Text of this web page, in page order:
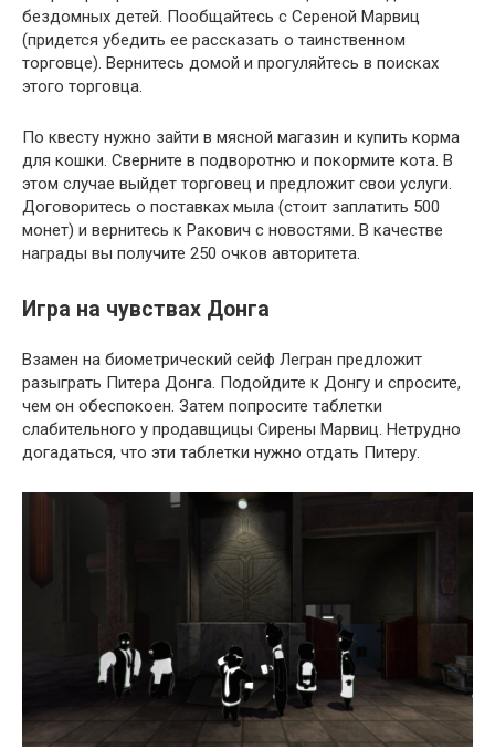
бездомных детей. Пообщайтесь с Сереной Марвиц
(придется убедить ее рассказать о таинственном
торговце). Вернитесь домой и прогуляйтесь в поисках
этого торговца.
По квесту нужно зайти в мясной магазин и купить корма
для кошки. Сверните в подворотню и покормите кота. В
этом случае выйдет торговец и предложит свои услуги.
Договоритесь о поставках мыла (стоит заплатить 500
монет) и вернитесь к Ракович с новостями. В качестве
награды вы получите 250 очков авторитета.
Игра на чувствах Донга
Взамен на биометрический сейф Легран предложит
разыграть Питера Донга. Подойдите к Донгу и спросите,
чем он обеспокоен. Затем попросите таблетки
слабительного у продавщицы Сирены Марвиц. Нетрудно
догадаться, что эти таблетки нужно отдать Питеру.